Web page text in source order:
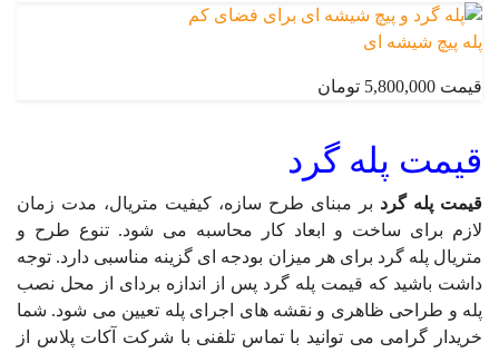
پله پیچ شیشه ای
قیمت 5,800,000 تومان
قیمت پله گرد
قیمت پله گرد بر مبنای طرح سازه، کیفیت متریال، مدت زمان
لازم برای ساخت و ابعاد کار محاسبه می شود. تنوع طرح و
متریال پله گرد برای هر میزان بودجه ای گزینه مناسبی دارد. توجه
داشت باشید که قیمت پله گرد پس از اندازه بردای از محل نصب
پله و طراحی ظاهری و نقشه های اجرای پله تعیین می شود. شما
خریدار گرامی می توانید با تماس تلفنی با شرکت آکات پلاس از